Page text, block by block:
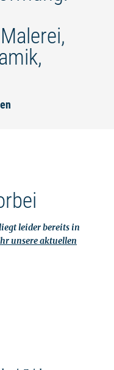
leider bereits in
unsere aktuellen